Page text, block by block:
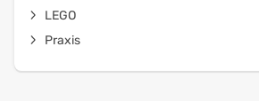
LEGO
Praxis